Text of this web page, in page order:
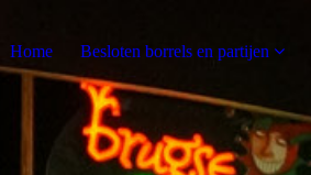
Home Besloten borrels en partijen